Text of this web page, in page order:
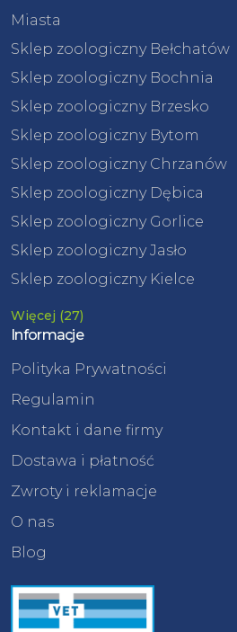
Miasta
Sklep zoologiczny Bełchatów
Sklep zoologiczny Bochnia
Sklep zoologiczny Brzesko
Sklep zoologiczny Bytom
Sklep zoologiczny Chrzanów
Sklep zoologiczny Dębica
Sklep zoologiczny Gorlice
Sklep zoologiczny Jasło
Sklep zoologiczny Kielce
Więcej (27)
Informacje
Polityka Prywatności
Regulamin
Kontakt i dane firmy
Dostawa i płatność
Zwroty i reklamacje
O nas
Blog